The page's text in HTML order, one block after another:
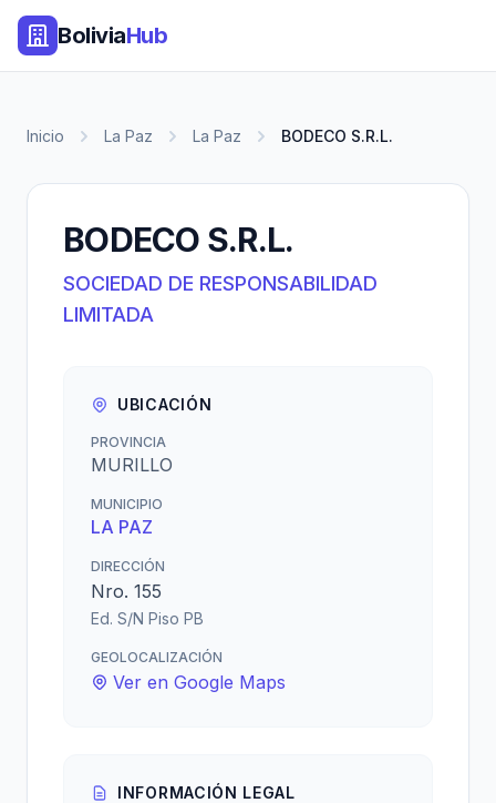
BoliviaHub
Inicio La Paz La Paz BODECO S.R.L.
BODECO S.R.L.
SOCIEDAD DE RESPONSABILIDAD
LIMITADA
UBICACIÓN
PROVINCIA
MURILLO
MUNICIPIO
LA PAZ
DIRECCIÓN
Nro. 155
Ed. S/N Piso PB
GEOLOCALIZACIÓN
Ver en Google Maps
INFORMACIÓN LEGAL